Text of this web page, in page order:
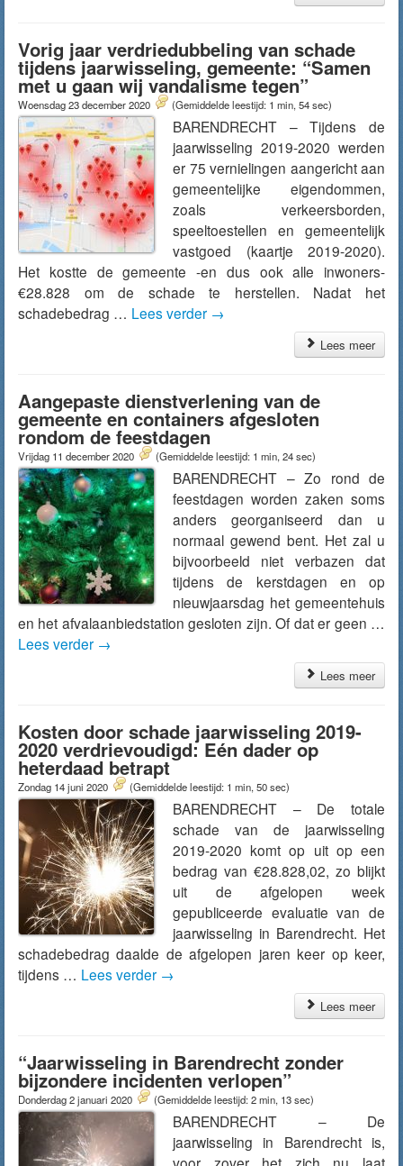
Vorig jaar verdriedubbeling van schade
tijdens jaarwisseling, gemeente: “Samen
met u gaan wij vandalisme tegen”
Woensdag 23 december 2020 (Gemiddelde leestijd: 1 min, 54 sec)
BARENDRECHT – Tijdens de
jaarwisseling 2019-2020 werden
er 75 vernielingen aangericht aan
gemeentelijke eigendommen,
zoals verkeersborden,
speeltoestellen en gemeentelijk
vastgoed (kaartje 2019-2020).
Het kostte de gemeente -en dus ook alle inwoners-
€28.828 om de schade te herstellen. Nadat het
schadebedrag … Lees verder →
Lees meer
Aangepaste dienstverlening van de
gemeente en containers afgesloten
rondom de feestdagen
Vrijdag 11 december 2020 (Gemiddelde leestijd: 1 min, 24 sec)
BARENDRECHT – Zo rond de
feestdagen worden zaken soms
anders georganiseerd dan u
normaal gewend bent. Het zal u
bijvoorbeeld niet verbazen dat
tijdens de kerstdagen en op
nieuwjaarsdag het gemeentehuis
en het afvalaanbiedstation gesloten zijn. Of dat er geen …
Lees verder →
Lees meer
Kosten door schade jaarwisseling 2019-
2020 verdrievoudigd: Eén dader op
heterdaad betrapt
Zondag 14 juni 2020 (Gemiddelde leestijd: 1 min, 50 sec)
BARENDRECHT – De totale
schade van de jaarwisseling
2019-2020 komt op uit op een
bedrag van €28.828,02, zo blijkt
uit de afgelopen week
gepubliceerde evaluatie van de
jaarwisseling in Barendrecht. Het
schadebedrag daalde de afgelopen jaren keer op keer,
tijdens … Lees verder →
Lees meer
“Jaarwisseling in Barendrecht zonder
bijzondere incidenten verlopen”
Donderdag 2 januari 2020 (Gemiddelde leestijd: 2 min, 13 sec)
BARENDRECHT – De
jaarwisseling in Barendrecht is,